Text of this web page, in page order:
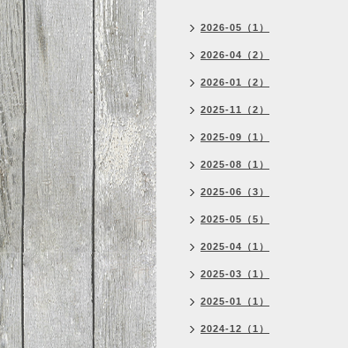
2026-05（1）
2026-04（2）
2026-01（2）
2025-11（2）
2025-09（1）
2025-08（1）
2025-06（3）
2025-05（5）
2025-04（1）
2025-03（1）
2025-01（1）
2024-12（1）